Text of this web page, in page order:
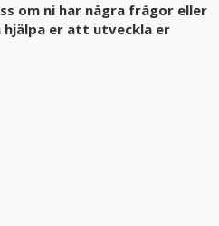
om ni har några frågor eller
hjälpa er att utveckla er